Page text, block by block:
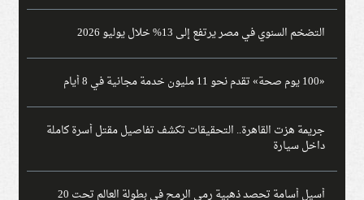
التضخم السنوي في مصر يرتفع إلى 13% خلال يوليو 2026
«100 يوم صحة» تقدم نحو 11 مليون خدمة مجانية في 8 أيام
جريمة هزت القاهرة.. التحقيقات تكشف تفاصيل مقتل أسرة كاملة
داخل سيارة
أسيل أسامة تحصد ذهبية رمي الرمح في بطولة العالم تحت 20